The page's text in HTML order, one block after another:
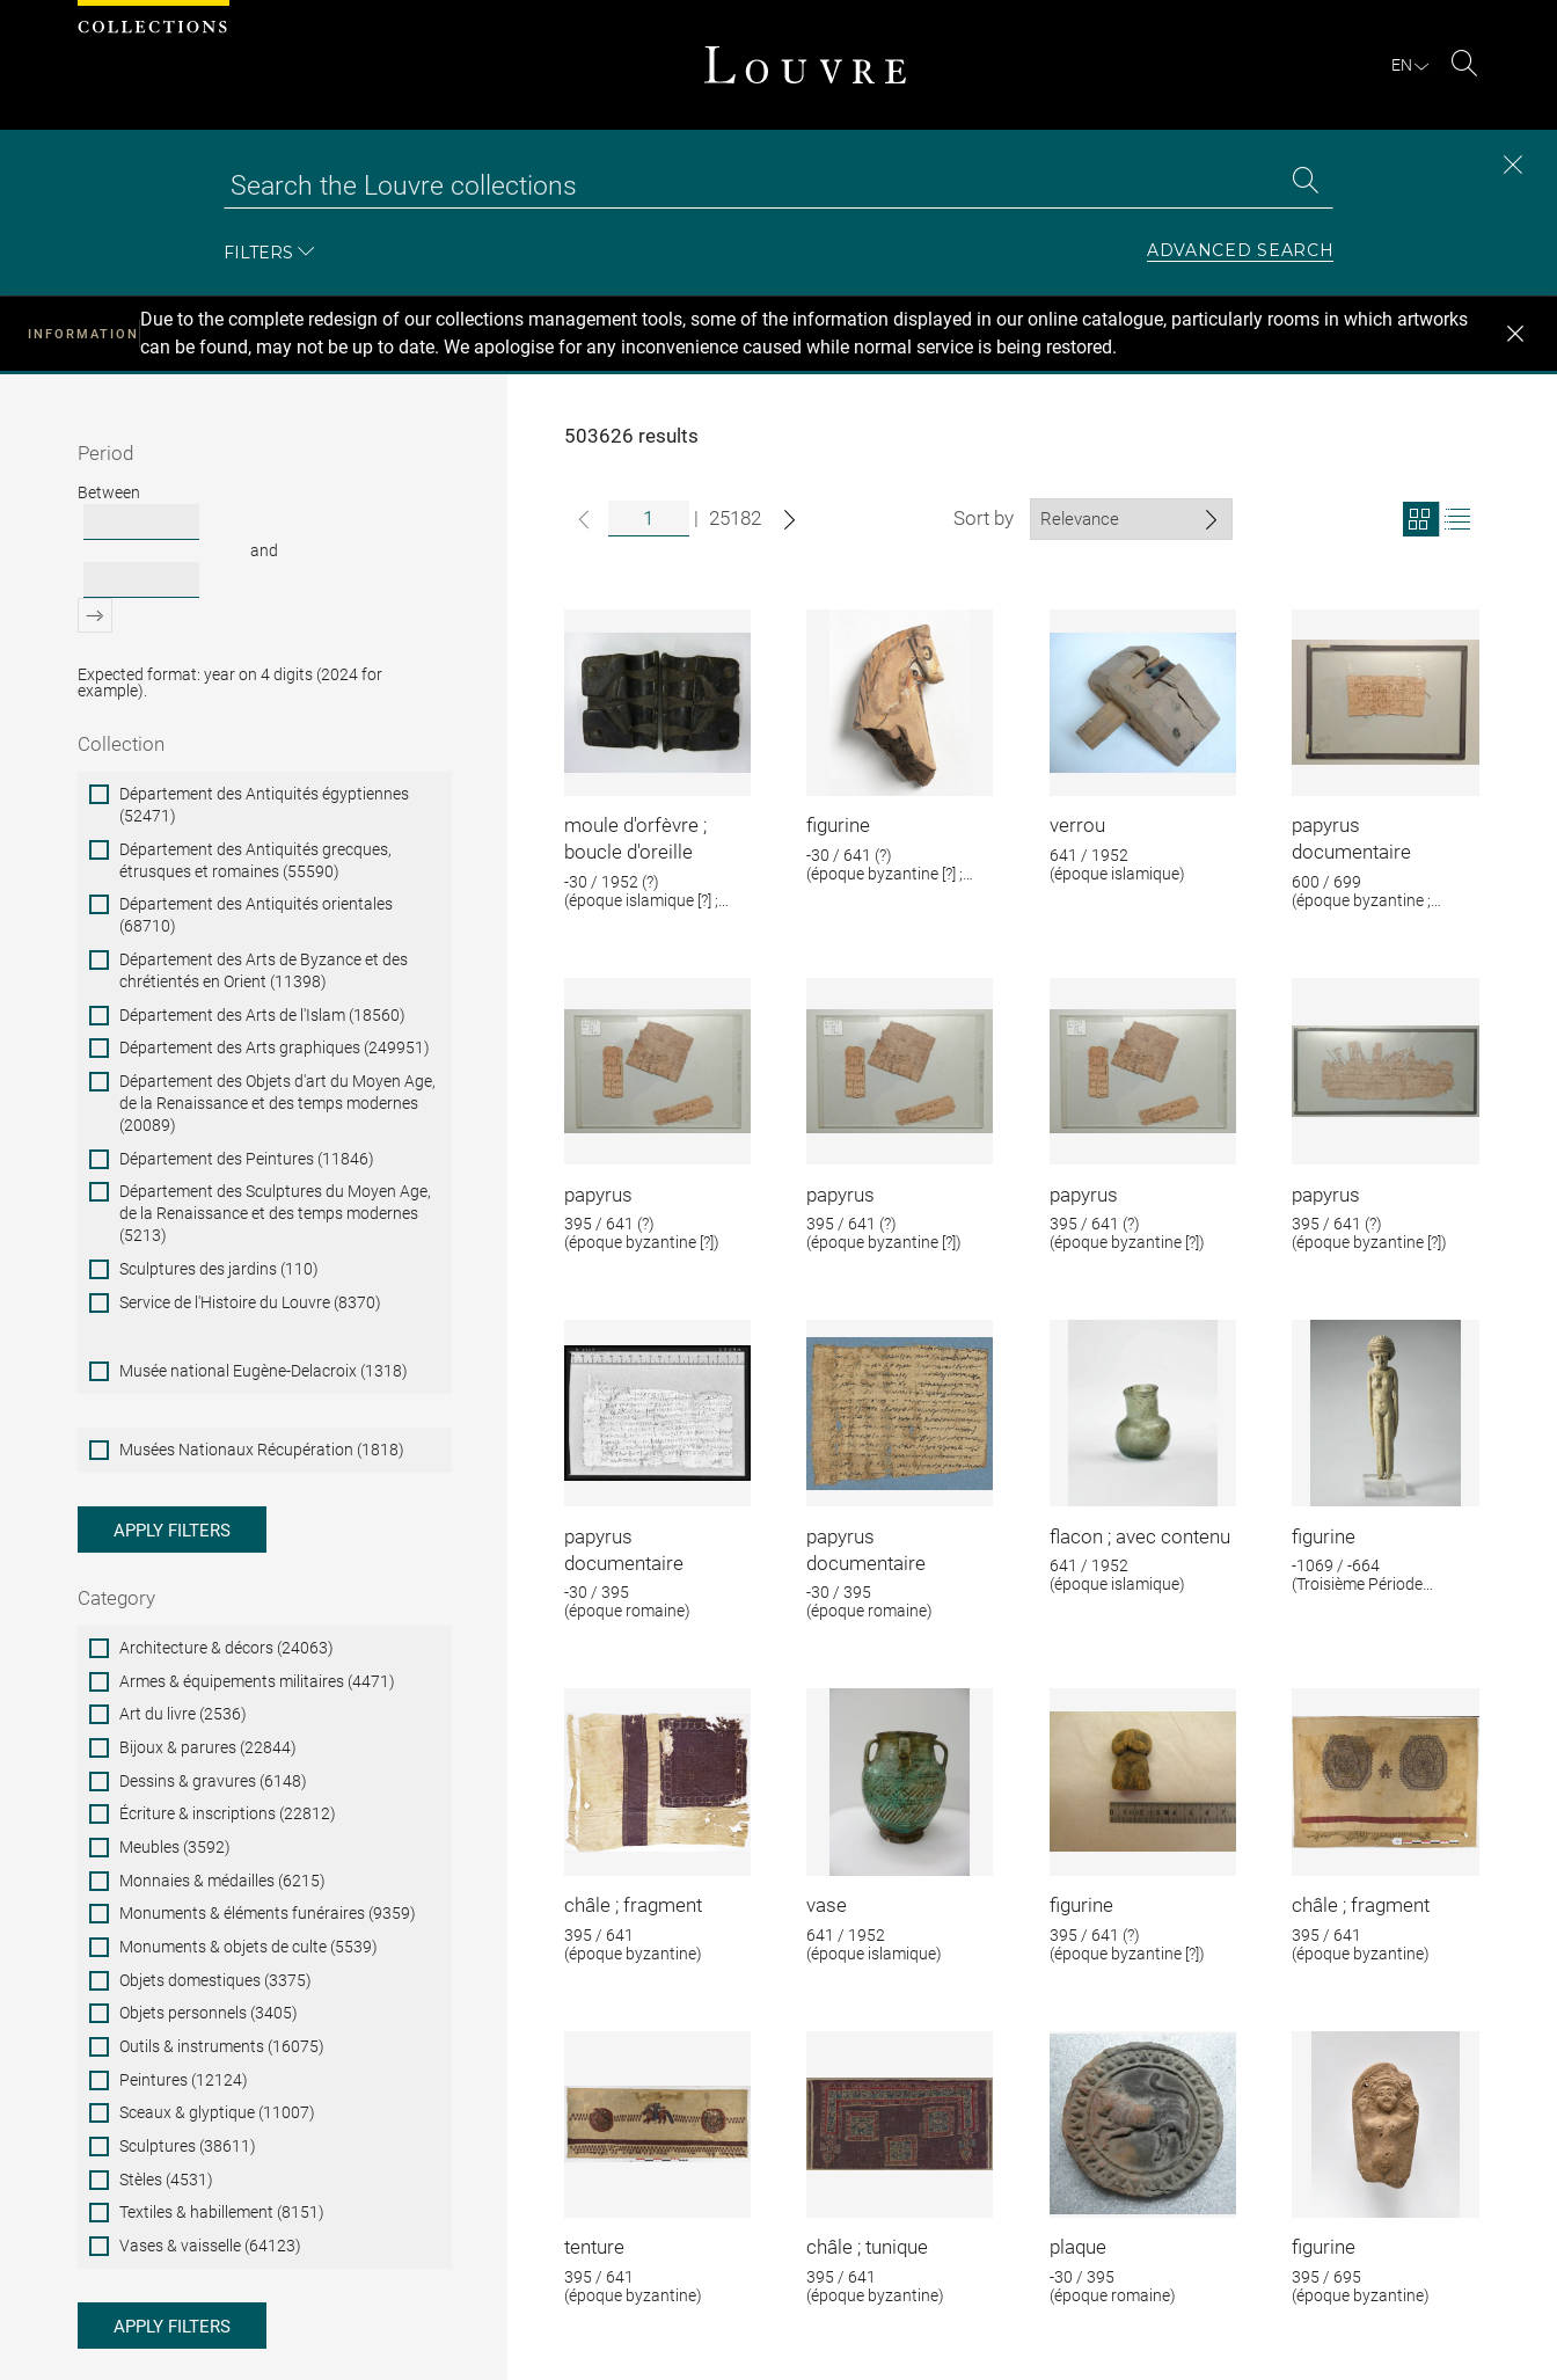
EN
FILTERS ADVANCED SEARCH
INFORMATION
Due to the complete redesign of our collections management tools, some of the information displayed in our online catalogue, particularly rooms in which artworks
can be found, may not be up to date. We apologise for any inconvenience caused while normal service is being restored.
Recherche
Period
Period
Between
and
Expected format: year on 4 digits (2024 for
example).
Collection
Collection
Département des Antiquités égyptiennes
(52471)
Département des Antiquités grecques,
étrusques et romaines (55590)
Département des Antiquités orientales
(68710)
Département des Arts de Byzance et des
chrétientés en Orient (11398)
Département des Arts de l'Islam (18560)
Département des Arts graphiques (249951)
Département des Objets d'art du Moyen Age,
de la Renaissance et des temps modernes
(20089)
Département des Peintures (11846)
Département des Sculptures du Moyen Age,
de la Renaissance et des temps modernes
(5213)
Sculptures des jardins (110)
Service de l'Histoire du Louvre (8370)
Musée national Eugène-Delacroix (1318)
Musées
Nationaux
Musées Nationaux Récupération (1818)
APPLY FILTERS
Category
Category
Architecture & décors (24063)
Armes & équipements militaires (4471)
Art du livre (2536)
Bijoux & parures (22844)
Dessins & gravures (6148)
Écriture & inscriptions (22812)
Meubles (3592)
Monnaies & médailles (6215)
Monuments & éléments funéraires (9359)
Monuments & objets de culte (5539)
Objets domestiques (3375)
Objets personnels (3405)
Outils & instruments (16075)
Peintures (12124)
Sceaux & glyptique (11007)
Sculptures (38611)
Stèles (4531)
Textiles & habillement (8151)
Vases & vaisselle (64123)
APPLY FILTERS
503626 results
| 25182 Sort by
View
search
moule d'orfèvre ;
boucle d'oreille
-30 / 1952 (?)
(époque islamique [?] ;
figurine
-30 / 641 (?)
(époque byzantine [?] ;
verrou
641 / 1952
(époque islamique)
papyrus
documentaire
600 / 699
(époque byzantine ;
papyrus
395 / 641 (?)
(époque byzantine [?])
papyrus
395 / 641 (?)
(époque byzantine [?])
papyrus
395 / 641 (?)
(époque byzantine [?])
papyrus
395 / 641 (?)
(époque byzantine [?])
papyrus
documentaire
-30 / 395
(époque romaine)
papyrus
documentaire
-30 / 395
(époque romaine)
flacon ; avec contenu
641 / 1952
(époque islamique)
figurine
-1069 / -664
(Troisième Période
châle ; fragment
395 / 641
(époque byzantine)
vase
641 / 1952
(époque islamique)
figurine
395 / 641 (?)
(époque byzantine [?])
châle ; fragment
395 / 641
(époque byzantine)
tenture
395 / 641
(époque byzantine)
châle ; tunique
395 / 641
(époque byzantine)
plaque
-30 / 395
(époque romaine)
figurine
395 / 695
(époque byzantine)
Cookies management panel